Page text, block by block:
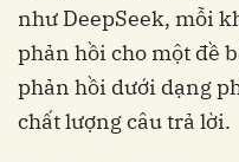
như DeepSeek, mỗi
phản hồi cho một đề
phản hồi dưới dạng
chất lượng câu trả lời.